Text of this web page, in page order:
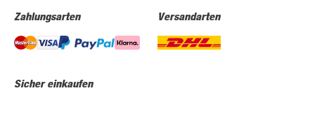
Zahlungsarten Versandarten
Sicher einkaufen